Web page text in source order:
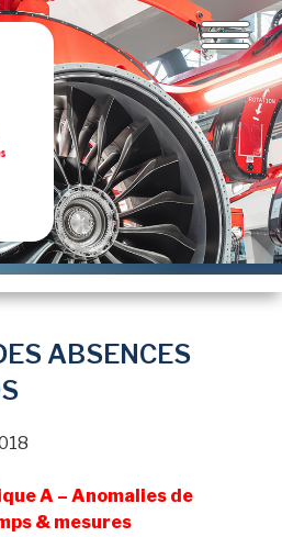
ABSENCES
A – Anomalies de
& mesures